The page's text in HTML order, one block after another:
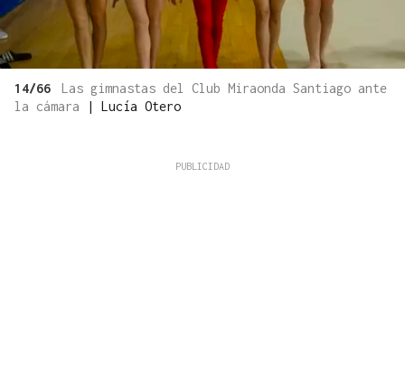
14/66
Las gimnastas del Club Miraonda Santiago ante
la cámara
| Lucía Otero